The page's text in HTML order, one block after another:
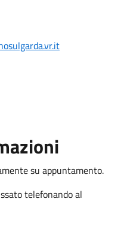
su appuntamento.
telefonando al